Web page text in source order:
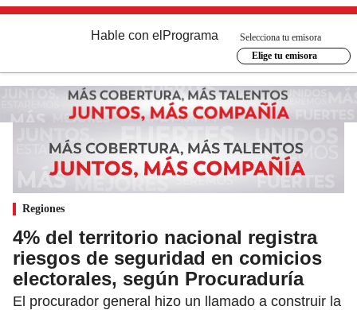
Hable con el Programa
Selecciona tu emisora
Elige tu emisora
Regiones
4% del territorio nacional registra
riesgos de seguridad en comicios
electorales, según Procuraduría
El procurador general hizo un llamado a construir la